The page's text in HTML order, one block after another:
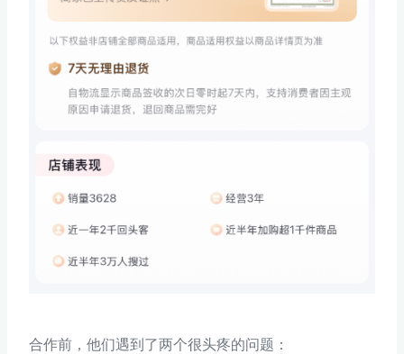
合作前，他们遇到了两个很头疼的问题：